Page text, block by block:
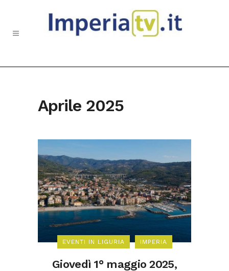
Aprile 2025
EVENTI IN LIGURIA IMPERIA
Giovedì 1° maggio 2025,